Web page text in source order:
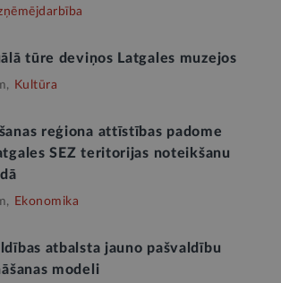
tūre deviņos Latgales muzejos
Kultūra
reģiona attīstības padome
SEZ teritorijas noteikšanu
Ekonomika
atbalsta jauno pašvaldību
modeli